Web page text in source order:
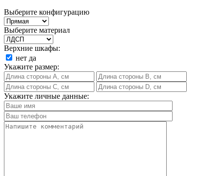
Выберите конфигурацию
Выберите материал
Верхние шкафы:
нет да
Укажите размер:
Укажите личные данные: